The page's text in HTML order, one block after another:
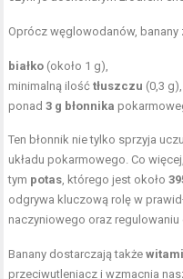
Oprócz węglowodanów, banany
białko (około 1 g),
minimalną ilośćtłuszczu (0,3 g),
ponad3 g błonnika
Ten błonnik nie tylko sprzyja
układu pokarmowego. Co
tym potas, którego jest około
odgrywa kluczową rolę w
naczyniowego oraz regulowaniu
Banany dostarczają także
przeciwutleniacz i wzmacnia